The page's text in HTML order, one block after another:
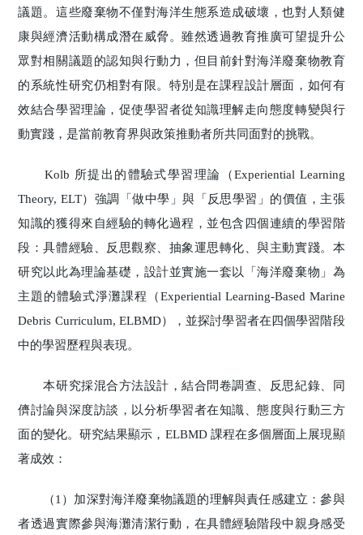
議題。這些廢棄物不僅對海洋生態系造成破壞，也對人類健
康與經濟活動構成潛在威脅。雖然透過教育推廣可望提升公
眾對相關議題的認知與行動力，但目前針對海洋廢棄物教育
的系統性研究仍相對有限。特別是在課程設計層面，如何有
效結合學習理論，促使學習者從知識理解走向態度轉變與行
動實踐，是當前教育界與政策推動者所共同面對的挑戰。
Kolb 所提出的體驗式學習理論（Experiential Learning
Theory, ELT）強調「做中學」與「反思學習」的價值，主張
知識的獲得來自經驗的轉化過程，並包含四個連續的學習階
段：具體經驗、反思觀察、抽象運思轉化、與主動實踐。本
研究以此為理論基礎，設計並實施一套以「海洋廢棄物」為
主題的體驗式淨灘課程（Experiential Learning-Based Marine
Debris Curriculum, ELBMD），並探討學習者在四個學習階段
中的學習歷程與表現。
本研究採混合方法設計，結合問卷調查、反思紀錄、同
儕討論與深度訪談，以分析學習者在知識、態度與行動三方
面的變化。研究結果顯示，ELBMD 課程在多個層面上展現顯
著成效：
（1）加深對海洋廢棄物議題的理解與責任感建立：參與
者透過實際參與海灘清潔行動，在具體經驗階段中親身感受